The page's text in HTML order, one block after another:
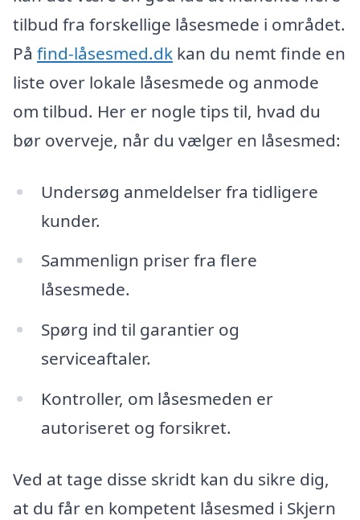
tilbud fra forskellige låsesmede i området.
På find-låsesmed.dk kan du nemt finde en
liste over lokale låsesmede og anmode
om tilbud. Her er nogle tips til, hvad du
bør overveje, når du vælger en låsesmed:
Undersøg anmeldelser fra tidligere
kunder.
Sammenlign priser fra flere
låsesmede.
Spørg ind til garantier og
serviceaftaler.
Kontroller, om låsesmeden er
autoriseret og forsikret.
Ved at tage disse skridt kan du sikre dig,
at du får en kompetent låsesmed i Skjern